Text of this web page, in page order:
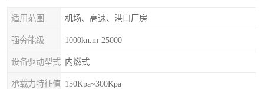
适用范围 机场、高速、港口厂房
强夯能级 1000kn.m-25000
设备驱动型式 内燃式
承载力特征值 150Kpa~300Kpa